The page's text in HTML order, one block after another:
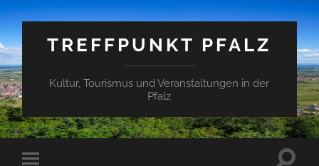
TREFFPUNKT PFALZ
Kultur, Tourismus und Veranstaltungen in der
Pfalz